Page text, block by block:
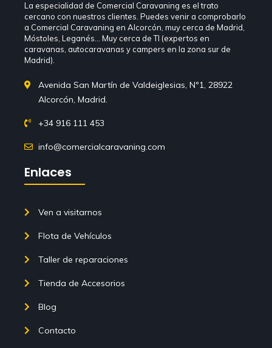
La especialidad de Comercial Caravaning es el trato
cercano con nuestros clientes. Puedes venir a comprobarlo
a Comercial Caravaning en Alcorcón, muy cerca de Madrid,
Móstoles, Leganés… Muy cerca de TI (expertos en
caravanas, autocaravanas y campers en la zona sur de
Madrid).
Avenida San Martín de Valdeiglesias, Nº1, 28922
Alcorcón, Madrid.
+34 916 111 453
info@comercialcaravaning.com
Enlaces
Ven a visitarnos
Flota de Vehículos
Taller de reparaciones
Tienda de Accesorios
Blog
Contacto